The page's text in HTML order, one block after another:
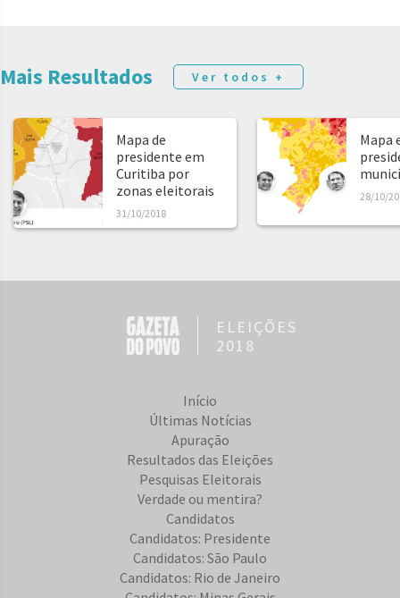
Mais Resultados Ver todos +
Mapa de
presidente em
Curitiba por
zonas eleitorais
31/10/2018
Mapa
28/10/
ELEIÇÕES
2018
Início
Últimas Notícias
Apuração
Resultados das Eleições
Pesquisas Eleitorais
Verdade ou mentira?
Candidatos
Candidatos: Presidente
Candidatos: São Paulo
Candidatos: Rio de Janeiro